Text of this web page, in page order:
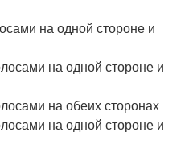
на одной стороне и
на одной стороне и
на обеих сторонах
на одной стороне и